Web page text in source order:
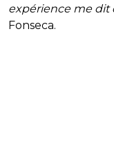
expérience me dit
Fonseca.